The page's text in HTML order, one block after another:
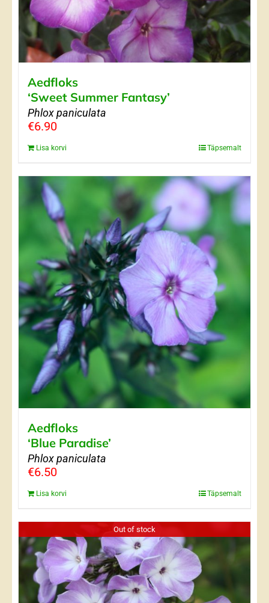
Aedfloks
‘Sweet Summer Fantasy’
Phlox paniculata
€6.90
Lisa korvi Täpsemalt
Aedfloks
‘Blue Paradise’
Phlox paniculata
€6.50
Lisa korvi Täpsemalt
Out of stock